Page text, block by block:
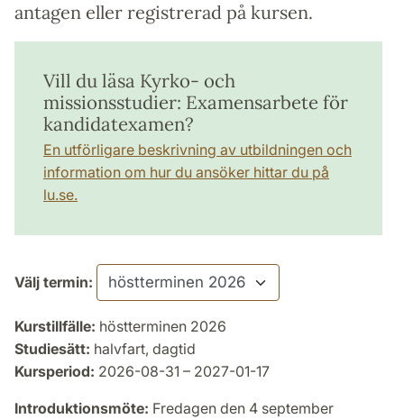
antagen eller registrerad på kursen.
Vill du läsa Kyrko- och
missionsstudier: Examensarbete för
kandidatexamen?
En utförligare beskrivning av utbildningen och
information om hur du ansöker hittar du på
lu.se.
Välj termin:
Kurstillfälle: höstterminen 2026
Studiesätt: halvfart, dagtid
Kursperiod: 2026-08-31 – 2027-01-17
Introduktionsmöte: Fredagen den 4 september